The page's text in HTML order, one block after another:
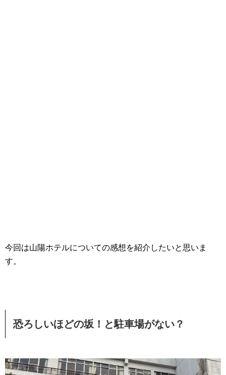
今回は山陽ホテルについての感想を紹介したいと思いま
す。
恐ろしいほどの坂！と駐車場がない？